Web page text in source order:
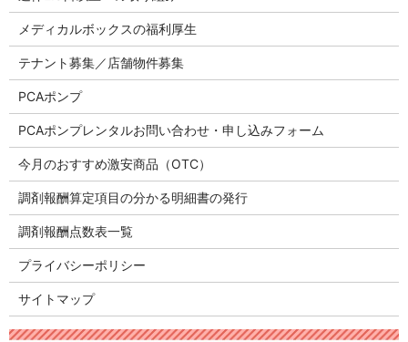
メディカルボックスの福利厚生
テナント募集／店舗物件募集
PCAポンプ
PCAポンプレンタルお問い合わせ・申し込みフォーム
今月のおすすめ激安商品（OTC）
調剤報酬算定項目の分かる明細書の発行
調剤報酬点数表一覧
プライバシーポリシー
サイトマップ